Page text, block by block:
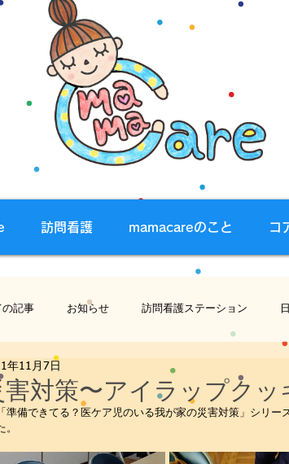
訪問看護 mamacareのこと コ
の記事 お知らせ 訪問看護ステーション
食べる お役立ち メディア
害対策〜アイラップクッ
年11月7日
「準備できてる？医ケア児のいる我が家の災害対策」シリ
。